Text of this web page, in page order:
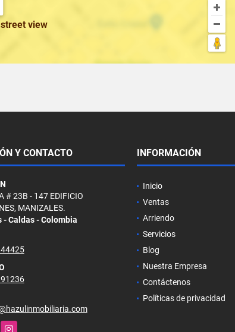
street view
Y CONTACTO
# 23B - 147 EDIFICIO
MANIZALES.
- Caldas - Colombia
Instagram
INFORMACIÓN
Inicio
Ventas
Arriendo
Servicios
Blog
Nuestra Empresa
Contáctenos
Políticas de privacidad